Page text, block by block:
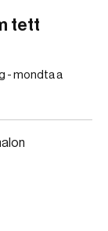
tett
- mondta a